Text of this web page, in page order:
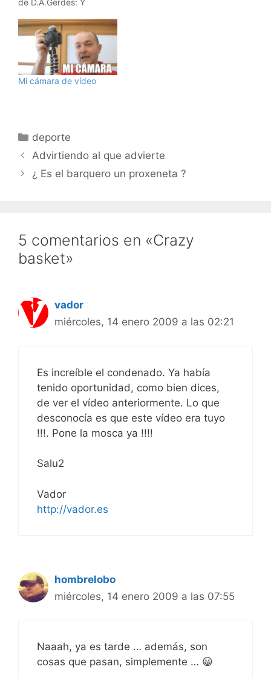
ciudad, de Munyoki: Los
dos estupendos, y con
ellos ya son 7 los vídeos
presentados. Ahora
tenemos que deliberar
sobre el mismo. Pero ....
Mi cámara de vídeo
Categorías
deporte
Advirtiendo al que advierte
¿ Es el barquero un proxeneta ?
5 comentarios en «Crazy
basket»
vador
miércoles, 14 enero 2009 a las 02:21
Es increíble el condenado. Ya había
tenido oportunidad, como bien dices,
de ver el vídeo anteriormente. Lo que
desconocía es que este vídeo era tuyo
!!!. Pone la mosca ya !!!!
Salu2
Vador
http://vador.es
hombrelobo
miércoles, 14 enero 2009 a las 07:55
Naaah, ya es tarde … además, son
cosas que pasan, simplemente … 😀